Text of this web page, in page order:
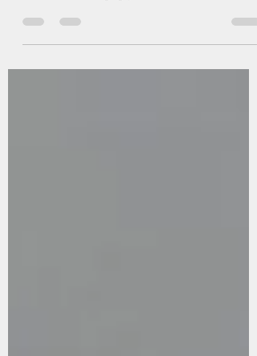
fornøyde med det vi har kommet fram til så langt. Vi
ønsket oss et luftig og lyst...